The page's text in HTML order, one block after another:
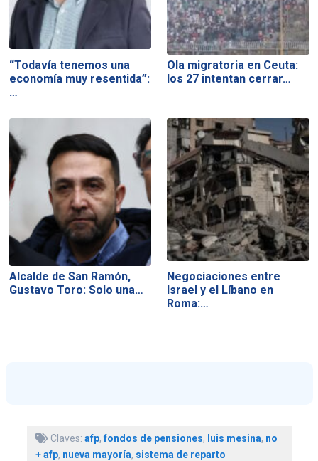
“Todavía tenemos una
economía muy resentida”:
…
Ola migratoria en Ceuta:
los 27 intentan cerrar…
Alcalde de San Ramón,
Gustavo Toro: Solo una…
Negociaciones entre
Israel y el Líbano en
Roma:…
Claves: afp,fondos de pensiones, luis mesina, no
+ afp, nueva mayoría, sistema de reparto